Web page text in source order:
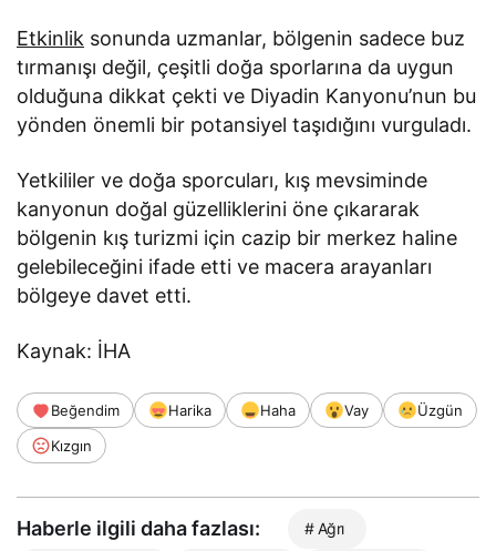
Etkinlik sonunda uzmanlar, bölgenin sadece buz
tırmanışı değil, çeşitli doğa sporlarına da uygun
olduğuna dikkat çekti ve Diyadin Kanyonu’nun bu
yönden önemli bir potansiyel taşıdığını vurguladı.
Yetkililer ve doğa sporcuları, kış mevsiminde
kanyonun doğal güzelliklerini öne çıkararak
bölgenin kış turizmi için cazip bir merkez haline
gelebileceğini ifade etti ve macera arayanları
bölgeye davet etti.
Kaynak: İHA
Beğendim Harika Haha Vay
Üzgün
Kızgın
Haberle ilgili daha fazlası: # Ağrı